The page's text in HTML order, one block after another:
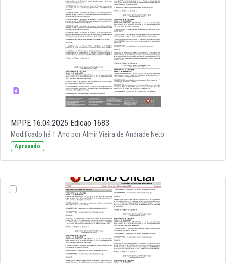
MPPE 16.04.2025 Edicao 1683
Modificado há 1 Ano por Almir Vieira de Andrade Neto.
Aprovado